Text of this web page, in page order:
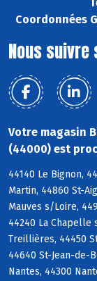
Coordonnées
Nous suivre
Votre magasin
(44000) est
44140 Le Bignon,
Martin, 44860 St-
Mauves s/Loire,
44240 La Chapelle
Treillières, 44450
44640 St-Jean-de-
Nantes, 44300